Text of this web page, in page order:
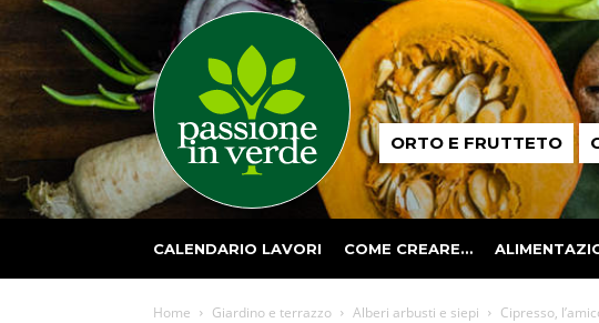
Passione
in ORTO E FRUTTETO
CALENDARIO LAVORI COME CREARE…
Home Giardino e terrazzo Alberi arbusti e siepi Cipresso,